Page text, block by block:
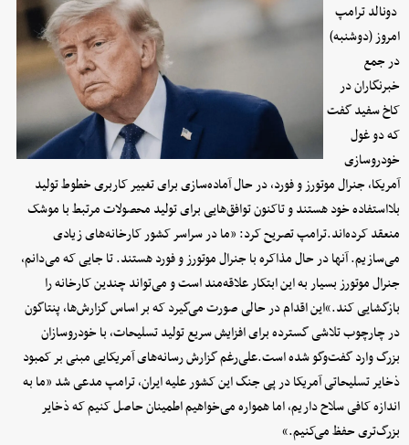
دونالد ترامپ
امروز (دوشنبه)
در جمع
خبرنگاران در
کاخ سفید گفت
که دو غول
خودروسازی
آمریکا، جنرال موتورز و فورد، در حال آماده‌سازی برای تغییر کاربری خطوط تولید
بلااستفاده خود هستند و تاکنون توافق‌هایی برای تولید محصولات مرتبط با موشک
منعقد کرده‌اند.ترامپ تصریح کرد: «ما در سراسر کشور کارخانه‌های زیادی
می‌سازیم. آنها در حال مذاکره با جنرال موتورز و فورد هستند. تا جایی که می‌دانم،
جنرال موتورز بسیار به این ابتکار علاقه‌مند است و می‌تواند چندین کارخانه را
بازگشایی کند.»این اقدام در حالی صورت می‌گیرد که بر اساس گزارش‌ها، پنتاگون
در چارچوب تلاشی گسترده برای افزایش سریع تولید تسلیحات، با خودروسازان
بزرگ وارد گفت‌وگو شده است.علی‌رغم گزارش رسانه‌های آمریکایی مبنی بر کمبود
ذخایر تسلیحاتی آمریکا در پی جنگ این کشور علیه ایران، ترامپ مدعی شد «ما به
اندازه کافی سلاح داریم، اما همواره می‌خواهیم اطمینان حاصل کنیم که ذخایر
بزرگ‌تری حفظ می‌کنیم.»